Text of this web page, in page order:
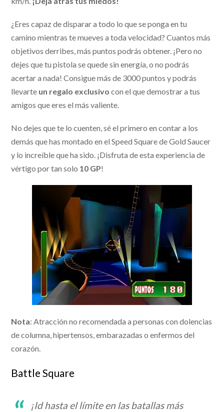
¿Eres capaz de disparar a todo lo que se ponga en tu
camino mientras te mueves a toda velocidad? Cuantos más
objetivos derribes, más puntos podrás obtener. ¡Pero no
dejes que tu pistola se quede sin energía, o no podrás
acertar a nada! Consigue más de 3000 puntos y podrás
llevarte un regalo exclusivo con el que demostrar a tus
amigos que eres el más valiente.
No dejes que te lo cuenten, sé el primero en contar a los
demás que has montado en el Speed Square de Gold Saucer
y lo increíble que ha sido. ¡Disfruta de esta experiencia de
vértigo por tan solo 10 GP!
Nota: Atracción no recomendada a personas con dolencias
de columna, hipertensos, embarazadas o enfermos del
corazón.
Battle Square
¡Id hasta el límite en las batallas más